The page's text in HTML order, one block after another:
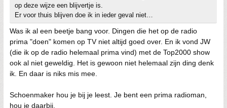
op deze wijze een blijvertje is.
Er voor thuis blijven doe ik in ieder geval niet…
Was ik al een beetje bang voor. Dingen die het op de radio
prima "doen" komen op TV niet altijd goed over. En ik vond JW
(die ik op de radio helemaal prima vind) met de Top2000 show
ook al niet geweldig. Het is gewoon niet helemaal zijn ding denk
ik. En daar is niks mis mee.
Schoenmaker hou je bij je leest. Je bent een prima radioman,
hou je daarbij.